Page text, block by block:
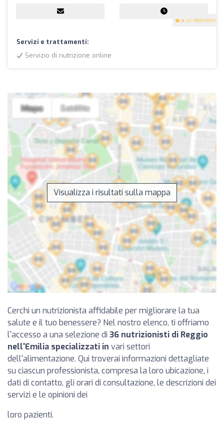
5 (8 recensioni)
Servizi e trattamenti:
Servizio di nutrizione online
Visualizza i risultati sulla mappa
Cerchi un nutrizionista affidabile per migliorare la tua
salute e il tuo benessere? Nel nostro elenco, ti offriamo
l'accesso a una selezione di 36 nutrizionisti di Reggio
nell'Emilia specializzati in vari settori
dell'alimentazione. Qui troverai informazioni dettagliate
su ciascun professionista, compresa la loro ubicazione, i
dati di contatto, gli orari di consultazione, le descrizioni dei
servizi e le opinioni dei
loro pazienti.